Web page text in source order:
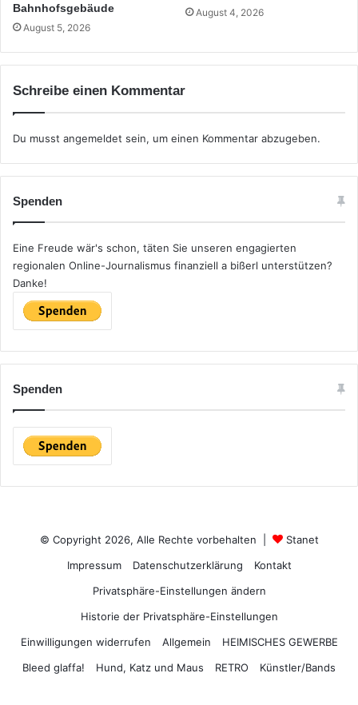
Bahnhofsgebäude
August 5, 2026
August 4, 2026
Schreibe einen Kommentar
Du musst angemeldet sein, um einen Kommentar abzugeben.
Spenden
Eine Freude wär's schon, täten Sie unseren engagierten
regionalen Online-Journalismus finanziell a bißerl unterstützen?
Danke!
Spenden
© Copyright 2026, Alle Rechte vorbehalten |
Stanet
Impressum
Datenschutzerklärung
Kontakt
Privatsphäre-Einstellungen ändern
Historie der Privatsphäre-Einstellungen
Einwilligungen widerrufen
Allgemein
HEIMISCHES GEWERBE
Bleed glaffa!
Hund, Katz und Maus RETRO Künstler/Bands